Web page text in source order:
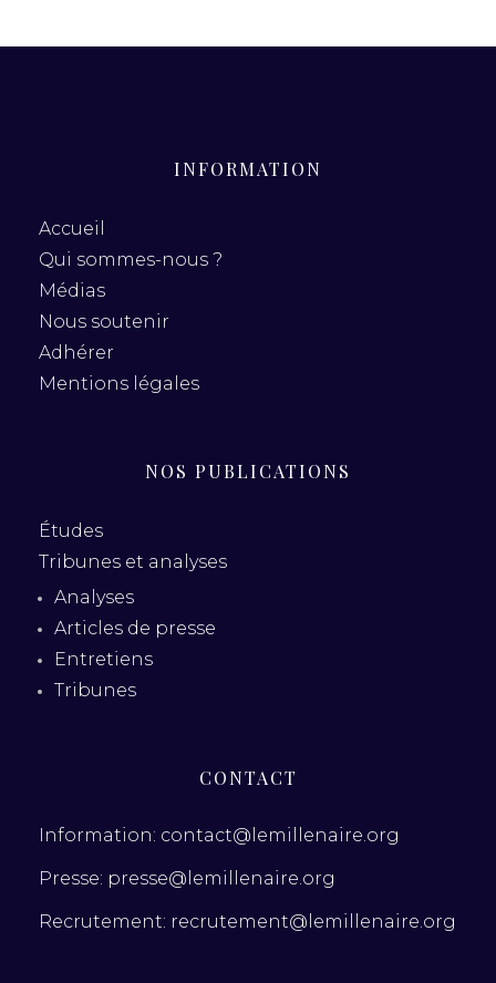
INFORMATION
Accueil
Qui sommes-nous ?
Médias
Nous soutenir
Adhérer
Mentions légales
NOS PUBLICATIONS
Études
Tribunes et analyses
Analyses
Articles de presse
Entretiens
Tribunes
CONTACT
Information: contact@lemillenaire.org
Presse: presse@lemillenaire.org
Recrutement: recrutement@lemillenaire.org